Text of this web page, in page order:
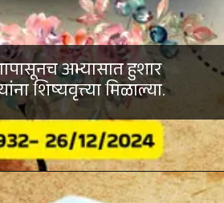
अभ्यासात हुशार
शिष्यवृत्त्या मिळाल्या.